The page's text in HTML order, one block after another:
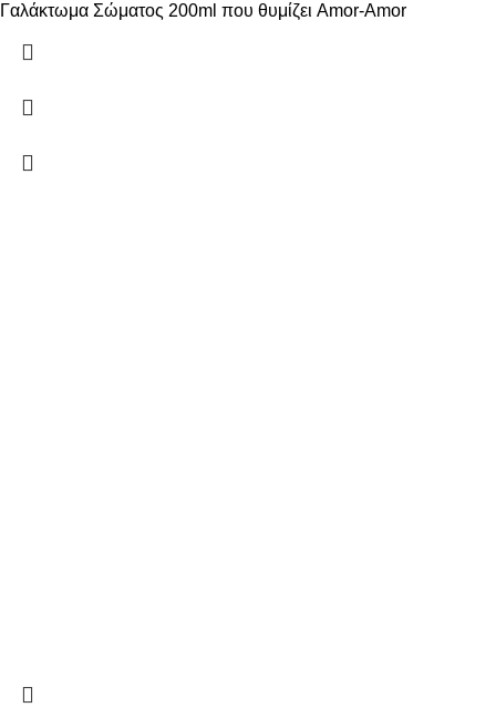
Γαλάκτωμα Σώματος 200ml που θυμίζει Amor-Amor